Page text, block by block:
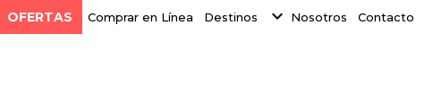
OFERTAS Comprar en Línea Destinos expand_more Nosotros Contacto